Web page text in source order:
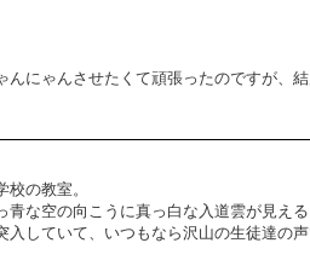
んにゃんさせたくて頑張ったのですが、
の教室。
な空の向こうに真っ白な入道雲が見える
していて、いつもなら沢山の生徒達の